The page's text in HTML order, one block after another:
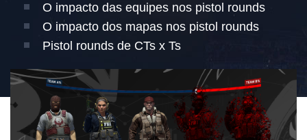
O impacto das equipes nos pistol rounds
O impacto dos mapas nos pistol rounds
Pistol rounds de CTs x Ts